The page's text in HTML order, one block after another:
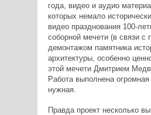
года, видео и аудио
которых немало
видео празднования 100-
соборной мечети (в связи с
демонтажом памятника
архитектуры, особенно
этой мечети Дмитрием
Работа выполнена
нужная.
Правда проект несколько